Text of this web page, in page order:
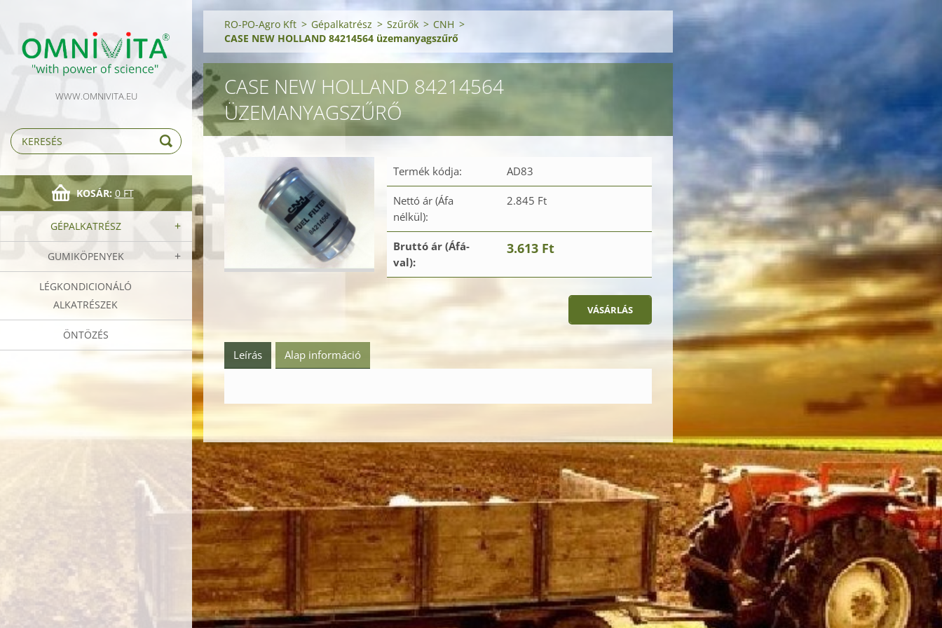
WWW.OMNIVITA.EU
KOSÁR: 0 FT
GÉPALKATRÉSZ
GUMIKÖPENYEK
LÉGKONDICIONÁLÓ
ALKATRÉSZEK
ÖNTÖZÉS
RO-PO-Agro Kft > Gépalkatrész > Szűrők > CNH >
CASE NEW HOLLAND 84214564 üzemanyagszűrő
CASE NEW HOLLAND 84214564
ÜZEMANYAGSZŰRŐ
Termék kódja: AD83
Nettó ár (Áfa
nélkül):
2.845 Ft
Bruttó ár (Áfá-
val):
3.613 Ft
Leírás Alap információ